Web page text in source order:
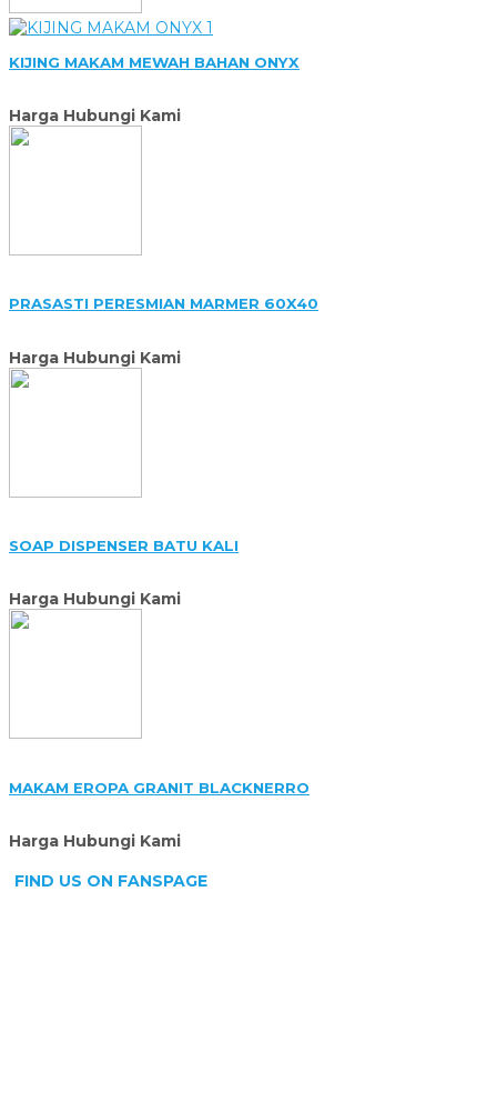
KIJING MAKAM MEWAH BAHAN ONYX
Harga Hubungi Kami
PRASASTI PERESMIAN MARMER 60X40
Harga Hubungi Kami
SOAP DISPENSER BATU KALI
Harga Hubungi Kami
MAKAM EROPA GRANIT BLACKNERRO
Harga Hubungi Kami
FIND US ON FANSPAGE